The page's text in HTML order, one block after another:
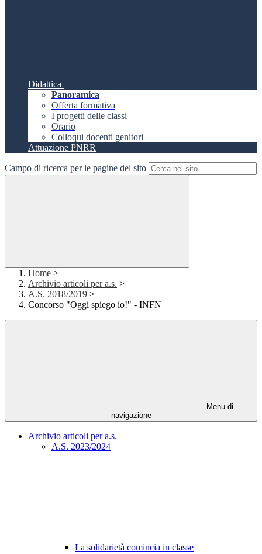
Didattica
Panoramica
Offerta formativa
I progetti delle classi
Orario
Colloqui docenti genitori
Attuazione PNRR
Campo di ricerca per le pagine del sito
Home >
Archivio articoli per a.s. >
A.S. 2018/2019 >
Concorso "Oggi spiego io!" - INFN
Menu di
navigazione
Archivio articoli per a.s.
A.S. 2023/2024
La solidarietà comincia in classe